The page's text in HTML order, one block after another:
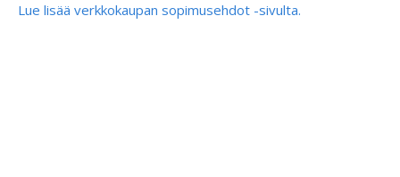
Lue lisää verkkokaupan sopimusehdot -sivulta.